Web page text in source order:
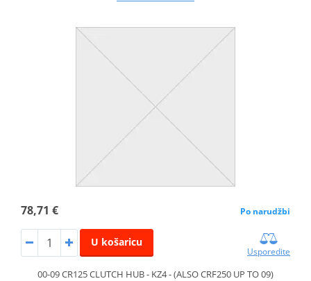
78,71 € Po narudžbi
U košaricu
Usporedite
00-09 CR125 CLUTCH HUB - KZ4 - (ALSO CRF250 UP TO 09)